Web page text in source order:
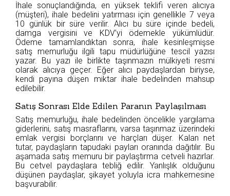
İhale sonuçlandığında, en yüksek teklifi veren alıcıya
(müşteri), ihale bedelini yatırması için genellikle 7 veya
10 günlük bir süre verilir. Alıcı bu süre içinde bedeli,
damga vergisini ve KDV’yi ödemekle yükümlüdür.
Ödeme tamamlandıktan sonra, ihale kesinleşmişse
satış memurluğu ilgili tapu müdürlüğüne tescil yazısı
yazar. Bu yazı ile birlikte taşınmazın mülkiyeti resmi
olarak alıcıya geçer. Eğer alıcı paydaşlardan biriyse,
kendi payına düşen miktar ihale bedelinden mahsup
edilebilir.
Satış Sonrası Elde Edilen Paranın Paylaşılması
Satış memurluğu, ihale bedelinden öncelikle yargılama
giderlerini, satış masraflarını, varsa taşınmaz üzerindeki
emlak vergisi borçlarını ve harçları düşer. Kalan net
tutar, paydaşların tapudaki payları oranında dağıtılır. Bu
aşamada satış memuru bir paylaştırma cetveli hazırlar.
Bu cetvel paydaşlara tebliğ edilir. Yanlışlık olduğunu
düşünen paydaşlar, şikayet yoluyla icra mahkemesine
başvurabilir.